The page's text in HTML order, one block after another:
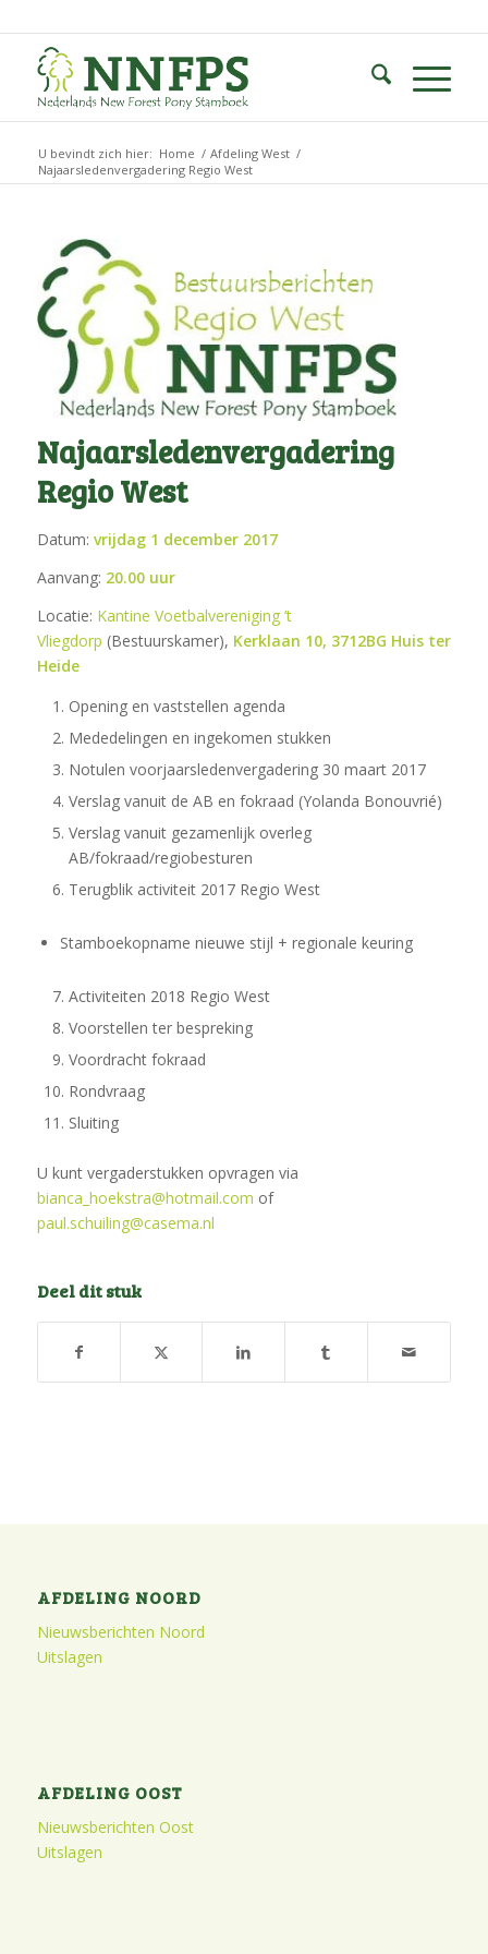
U bevindt zich hier: Home / Afdeling West /
Najaarsledenvergadering Regio West
Najaarsledenvergadering
Regio West
Datum: vrijdag 1 december 2017
Aanvang: 20.00 uur
Locatie: Kantine Voetbalvereniging ’t
Vliegdorp (Bestuurskamer), Kerklaan 10, 3712BG Huis ter
Heide
Opening en vaststellen agenda
Mededelingen en ingekomen stukken
Notulen voorjaarsledenvergadering 30 maart 2017
Verslag vanuit de AB en fokraad (Yolanda Bonouvrié)
Verslag vanuit gezamenlijk overleg
AB/fokraad/regiobesturen
Terugblik activiteit 2017 Regio West
Stamboekopname nieuwe stijl + regionale keuring
Activiteiten 2018 Regio West
Voorstellen ter bespreking
Voordracht fokraad
Rondvraag
Sluiting
U kunt vergaderstukken opvragen via
bianca_hoekstra@hotmail.com of
paul.schuiling@casema.nl
Deel dit stuk
AFDELING NOORD
Nieuwsberichten Noord
Uitslagen
AFDELING OOST
Nieuwsberichten Oost
Uitslagen